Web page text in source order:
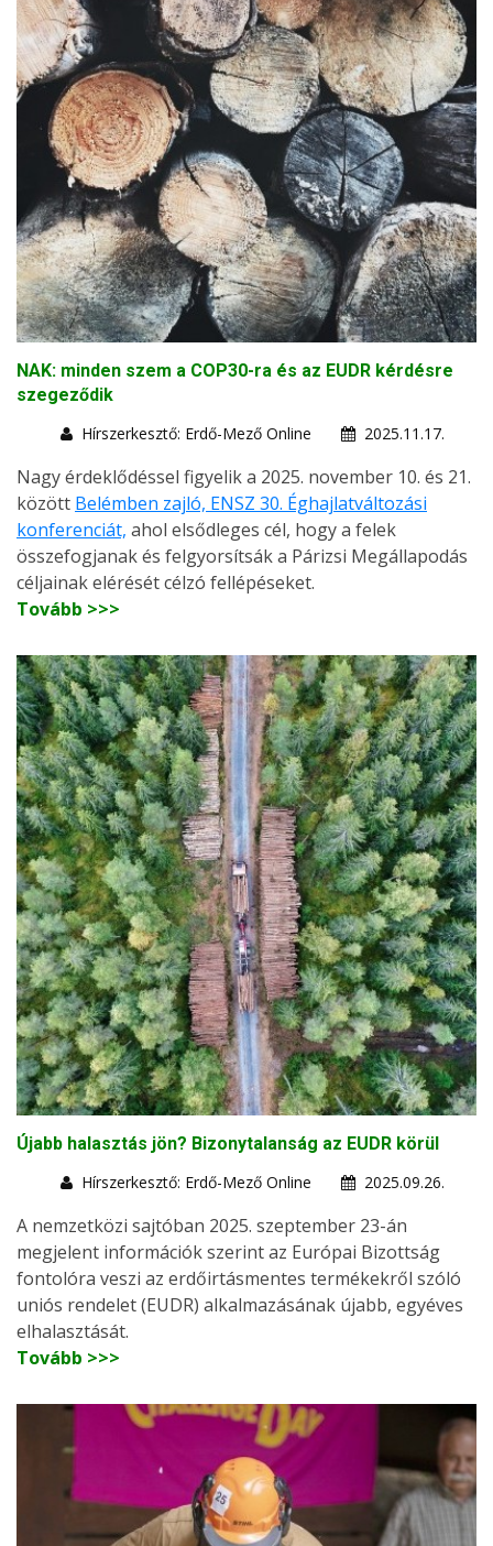
NAK: minden szem a COP30-ra és az EUDR kérdésre
szegeződik
Hírszerkesztő: Erdő-Mező Online
2025.11.17.
Nagy érdeklődéssel figyelik a 2025. november 10. és 21.
között Belémben zajló, ENSZ 30. Éghajlatváltozási
konferenciát, ahol elsődleges cél, hogy a felek
összefogjanak és felgyorsítsák a Párizsi Megállapodás
céljainak elérését célzó fellépéseket.
Tovább >>>
Újabb halasztás jön? Bizonytalanság az EUDR körül
Hírszerkesztő: Erdő-Mező Online
2025.09.26.
A nemzetközi sajtóban 2025. szeptember 23-án
megjelent információk szerint az Európai Bizottság
fontolóra veszi az erdőirtásmentes termékekről szóló
uniós rendelet (EUDR) alkalmazásának újabb, egyéves
elhalasztását.
Tovább >>>